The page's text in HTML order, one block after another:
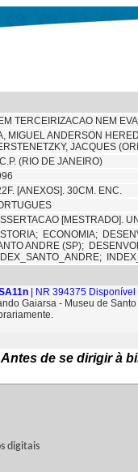
TERCEIRIZACAO NEM
MIGUEL ANDERSON
JACQUES
(RIO DE JANEIRO)
[ANEXOS]. 30CM. ENC.
[MESTRADO].
ECONOMIA;
ANDRE (SP);
| NR 394375 Disponível
Gaiarsa - Museu de
Antes de se dirigir à
digitais